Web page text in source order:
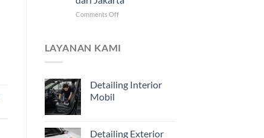
untuk
Jakarta
Comments Offon
dari
Pentingnya
LAYANAN KAMI
Detailing Interior
Mobil
Detailing Exterior